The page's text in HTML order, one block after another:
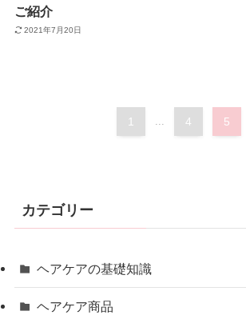
ご紹介
2021年7月20日
1 4 5
カテゴリー
ヘアケアの基礎知識
ヘアケア商品